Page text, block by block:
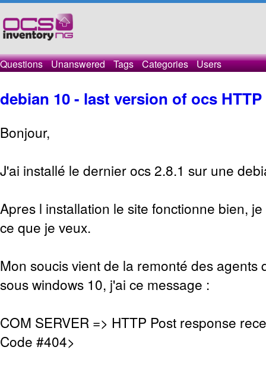
Questions Unanswered Tags Categories Users
debian 10 - last version of ocs
Bonjour,
J'ai installé le dernier ocs 2.8.1 sur une
Apres l installation le site fonctionne bien,
ce que je veux.
Mon soucis vient de la remonté des agents
sous windows 10, j'ai ce message :
COM SERVER => HTTP Post response
Code #404>